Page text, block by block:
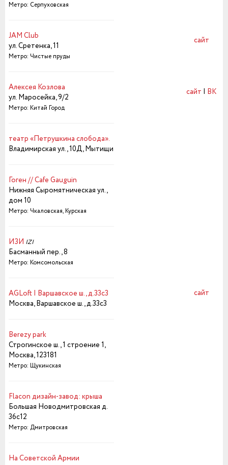
Метро: Серпуховская
JAM Club
ул. Сретенка, 11
Метро: Чистые пруды
сайт
Алексея Козлова
ул. Маросейка, 9/2
Метро: Китай Город
сайт | ВК
театр «Петрушкина слобода».
Владимирская ул., 10Д, Мытищи
Гоген // Cafe Gauguin
Нижняя Сыромятническая ул.,
дом 10
Метро: Чкаловская, Курская
ИЗИ IZI
Басманный пер., 8
Метро: Комсомольская
AGLoft | Варшавское ш., д.33с3
Москва, Варшавское ш., д.33с3
сайт
Berezy park
Строгинское ш., 1 строение 1,
Москва, 123181
Метро: Щукинская
Flacon дизайн-завод: крыша
Большая Новодмитровская д.
36с12
Метро: Дмитровская
На Советской Армии